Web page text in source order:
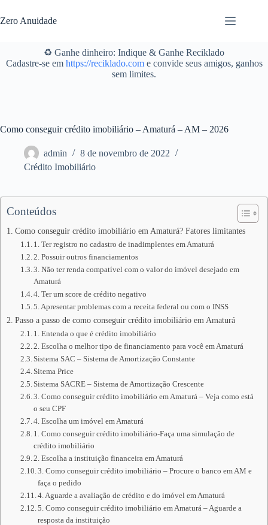
para
o
Zero Anuidade
♻️ Ganhe dinheiro: Indique & Ganhe Reciklado
Cadastre-se em https://reciklado.come convide seus amigos, ganhos
sem limites.
Como conseguir crédito imobiliário – Amaturá – AM – 2026
admin
8 de novembro de 2022
Crédito Imobiliário
Conteúdos
Como conseguir crédito imobiliário em Amaturá? Fatores limitantes
1. Ter registro no cadastro de inadimplentes em Amaturá
2. Possuir outros financiamentos
3. Não ter renda compatível com o valor do imóvel desejado em
Amaturá
4. Ter um score de crédito negativo
5. Apresentar problemas com a receita federal ou com o INSS
Passo a passo de como conseguir crédito imobiliário em Amaturá
1. Entenda o que é crédito imobiliário
2. Escolha o melhor tipo de financiamento para você em Amaturá
Sistema SAC – Sistema de Amortização Constante
Sitema Price
Sistema SACRE – Sistema de Amortização Crescente
3. Como conseguir crédito imobiliário em Amaturá – Veja como está
o seu CPF
4. Escolha um imóvel em Amaturá
1. Como conseguir crédito imobiliário-Faça uma simulação de
crédito imobiliário
2. Escolha a instituição financeira em Amaturá
3. Como conseguir crédito imobiliário – Procure o banco em AM e
faça o pedido
4. Aguarde a avaliação de crédito e do imóvel em Amaturá
5. Como conseguir crédito imobiliário em Amaturá – Aguarde a
resposta da instituição